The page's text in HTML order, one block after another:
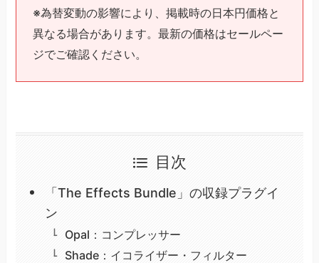
※為替変動の影響により、掲載時の日本円価格と
異なる場合があります。最新の価格はセールペー
ジでご確認ください。
目次
「The Effects Bundle」の収録プラグイ
ン
Opal：コンプレッサー
Shade：イコライザー・フィルター